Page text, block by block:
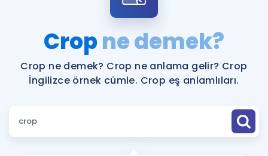
ÜYE DEĞİLİM
bekliyor!
Katılımcı Görüşleri
Faydalı Araçlar
Sözlük
Cropne demek?
Crop ne demek? Crop ne anlama gelir? Crop
İngilizce örnek cümle. Crop eş anlamlıları.